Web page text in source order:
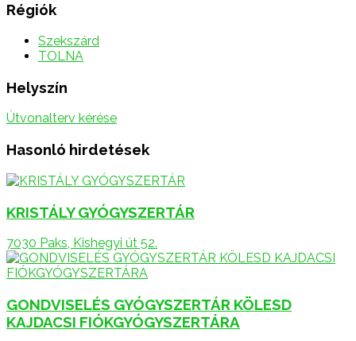
Régiók
Szekszárd
TOLNA
Helyszín
Útvonalterv kérése
Hasonló hirdetések
KRISTÁLY GYÓGYSZERTÁR
7030 Paks, Kishegyi út 52.
GONDVISELÉS GYÓGYSZERTÁR KÖLESD
KAJDACSI FIÓKGYÓGYSZERTÁRA